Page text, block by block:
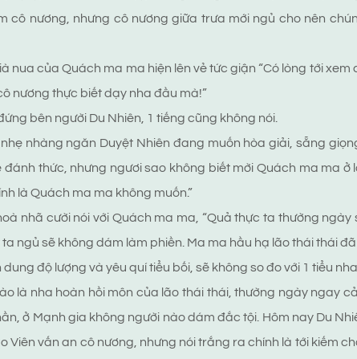
cô nương, nhưng cô nương giữa trưa mới ngủ cho nên
nua của Quách ma ma hiện lên vẻ tức giận “Có lòng tới xem
nương thực biết dạy nha đầu mà!”
bên người Du Nhiên, 1 tiếng cũng không nói.
nhàng ngăn Duyệt Nhiên đang muốn hòa giải, sẵng
đánh thức, nhưng ngươi sao không biết mời Quách ma ma ở
là Quách ma ma không muốn.”
nhã cười nói với Quách ma ma, “Quả thực ta thường ngày
ngủ sẽ không dám làm phiền. Ma ma hầu hạ lão thái thái
độ lượng và yêu quí tiểu bối, sẽ không so đo với 1 tiểu
là nha hoàn hồi môn của lão thái thái, thường ngày ngay
ở Mạnh gia không người nào dám đắc tội. Hôm nay Du
Viên vấn an cô nương, nhưng nói trắng ra chính là tới kiếm